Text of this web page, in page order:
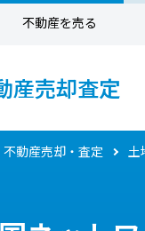
不動産を売る
産売却査定
不動産売却・査定 土